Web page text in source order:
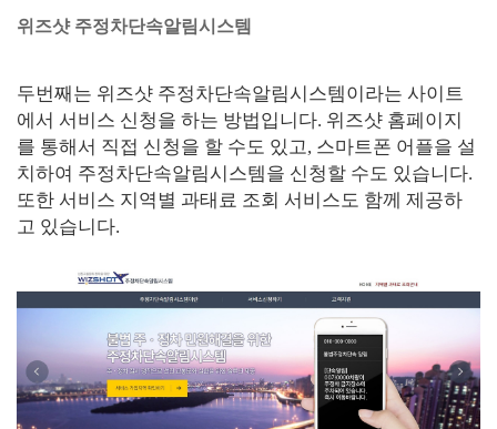
위즈샷 주정차단속알림시스템
두번째는 위즈샷 주정차단속알림시스템이라는 사이트
에서 서비스 신청을 하는 방법입니다. 위즈샷 홈페이지
를 통해서 직접 신청을 할 수도 있고, 스마트폰 어플을 설
치하여 주정차단속알림시스템을 신청할 수도 있습니다.
또한 서비스 지역별 과태료 조회 서비스도 함께 제공하
고 있습니다.